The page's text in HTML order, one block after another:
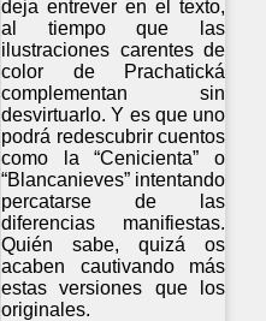
deja entrever en el texto,
al tiempo que las
ilustraciones carentes de
color de Prachatická
complementan sin
desvirtuarlo. Y es que uno
podrá redescubrir cuentos
como la “Cenicienta” o
“Blancanieves” intentando
percatarse de las
diferencias manifiestas.
Quién sabe, quizá os
acaben cautivando más
estas versiones que los
originales.